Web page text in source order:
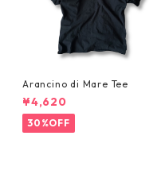
Arancino di Mare Tee
¥4,620
30%OFF